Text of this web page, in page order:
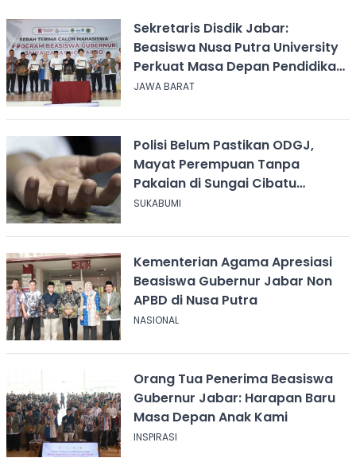
Sekretaris Disdik Jabar:
Beasiswa Nusa Putra University
Perkuat Masa Depan Pendidikan
Jawa Barat
JAWA BARAT
Polisi Belum Pastikan ODGJ,
Mayat Perempuan Tanpa
Pakaian di Sungai Cibatu
Cikembar
SUKABUMI
Kementerian Agama Apresiasi
Beasiswa Gubernur Jabar Non
APBD di Nusa Putra
NASIONAL
Orang Tua Penerima Beasiswa
Gubernur Jabar: Harapan Baru
Masa Depan Anak Kami
INSPIRASI